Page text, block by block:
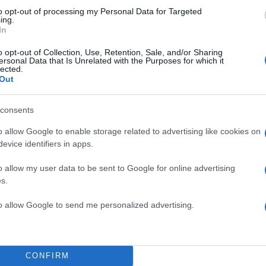
opt-out of processing my Personal Data for Targeted
opt-out of Collection, Use, Retention, Sale, and/or Sharing
Data that Is Unrelated with the Purposes for which it
allow Google to enable storage related to advertising like cookies on
identifiers in apps.
allow my user data to be sent to Google for online advertising
allow Google to send me personalized advertising.
CONFIRM
για όσα μου έχει προσφέρει η
μαζί της. Στο Happy Day ανά
Εύχομαι να μη
ζωή, ο Κώστας Φραγκολιάς
Ευτυχώς η μέρα μου είναι
τοίχους. Δεν νιώθω ότι
αν προκύψει, δεν θα είμαι
πατέρας, ο Κώστας
της πατρότητας μου είχε
Δεν προέκυψε, οπότε τώρα
TOP